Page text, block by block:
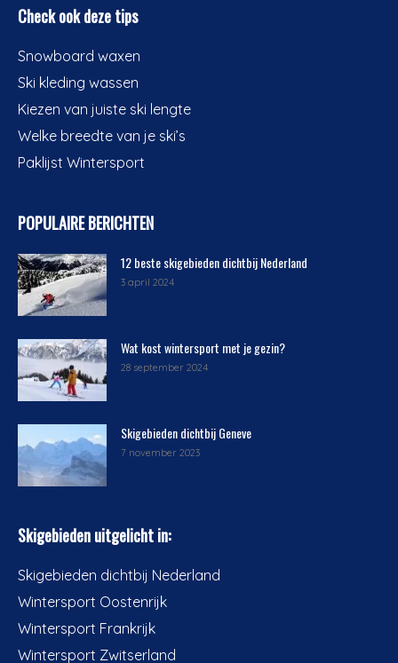
Check ook deze tips
Snowboard waxen
Ski kleding wassen
Kiezen van juiste ski lengte
Welke breedte van je ski’s
Paklijst Wintersport
POPULAIRE BERICHTEN
12 beste skigebieden dichtbij Nederland
3 april 2024
Wat kost wintersport met je gezin?
28 september 2024
Skigebieden dichtbij Geneve
7 november 2023
Skigebieden uitgelicht in:
Skigebieden dichtbij Nederland
Wintersport Oostenrijk
Wintersport Frankrijk
Wintersport Zwitserland